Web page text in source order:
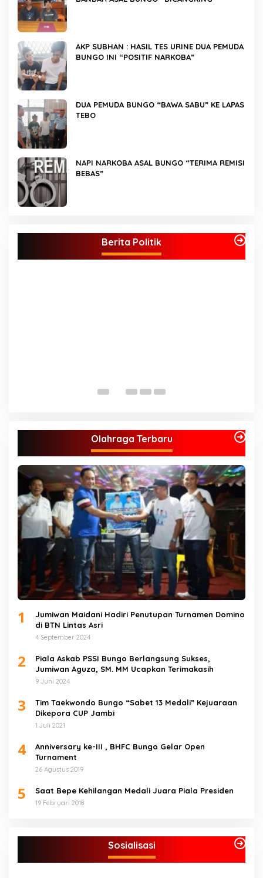
AKP SUBHAN : HASIL TES URINE DUA PEMUDA
BUNGO INI “POSITIF NARKOBA”
DUA PEMUDA BUNGO “BAWA SABU” KE LAPAS
TEBO
NAPI NARKOBA ASAL BUNGO “TERIMA REMISI
BEBAS”
Berita Politik
Menangkan Jumiwan – Maidani
Olahraga Terbaru
1
Jumiwan Maidani Hadiri Penutupan Turnamen Domino
di BTN Lintas Asri
4 September 2024
2
Piala Askab PSSI Bungo Berlangsung Sukses,
Jumiwan Aguza, SM. MM Ucapkan Terimakasih
9 Juni 2024
3
Tim Taekwondo Bungo “Sabet 13 Medali” Kejuaraan
Dikepora CUP Jambi
1 Juli 2021
4
Anniversary ke-III , BHFC Bungo Gelar Open
Turnament
26 Agustus 2019
5 Saat Bepe Kehilangan Medali Juara Piala Presiden
19 Februari 2018
Sosialisasi